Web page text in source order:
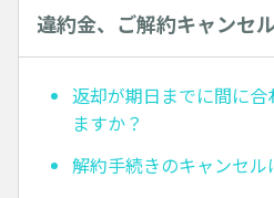
違約金、ご解約キャンセ
返却が期日までに間に
ますか？
解約手続きのキャンセル